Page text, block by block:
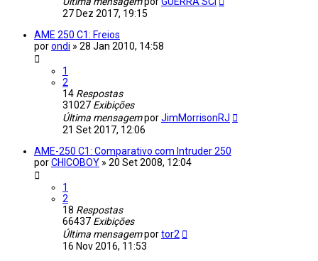
27 Dez 2017, 19:15
AME 250 C1: Freios
porondi » 28 Jan 2010, 14:58
1
2
14 Respostas
31027 Exibições
Última mensagemporJimMorrisonRJ
21 Set 2017, 12:06
AME-250 C1: Comparativo com Intruder 250
porCHICOBOY » 20 Set 2008, 12:04
1
2
18 Respostas
66437 Exibições
Última mensagemportor2
16 Nov 2016, 11:53